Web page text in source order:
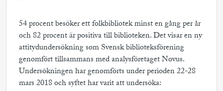
54 procent besöker ett folkbibliotek minst en gång per år
och 82 procent är positiva till biblioteken. Det visar en ny
attitydundersökning som Svensk biblioteksförening
genomfört tillsammans med analysföretaget Novus.
Undersökningen har genomförts under perioden 22-28
mars 2018 och syftet har varit att undersöka: